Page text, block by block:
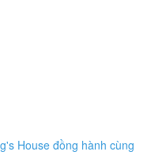
House đồng hành cùng